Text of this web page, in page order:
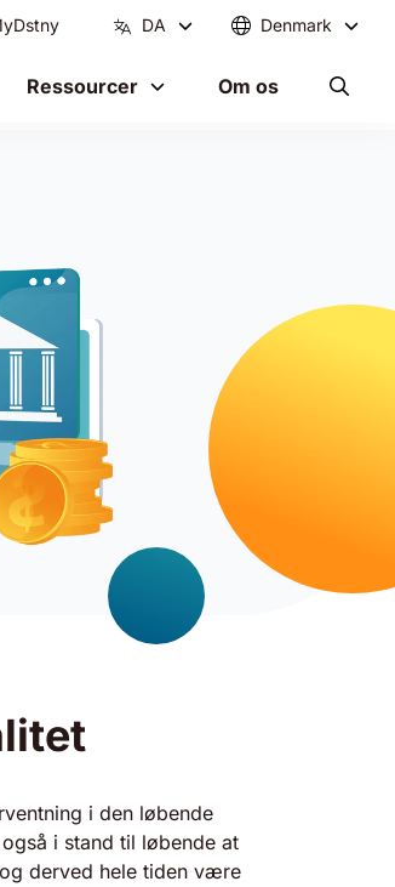
DA Denmark
Ressourcer Om os
i den løbende
i stand til løbende at
derved hele tiden være